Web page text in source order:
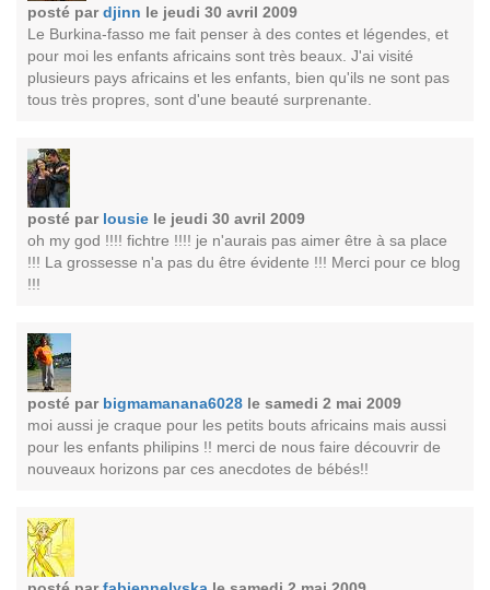
posté pardjinn le jeudi 30 avril 2009
Le Burkina-fasso me fait penser à des contes et légendes, et
pour moi les enfants africains sont très beaux. J'ai visité
plusieurs pays africains et les enfants, bien qu'ils ne sont pas
tous très propres, sont d'une beauté surprenante.
posté par lousie le jeudi 30 avril 2009
oh my god !!!! fichtre !!!! je n'aurais pas aimer être à sa place
!!! La grossesse n'a pas du être évidente !!! Merci pour ce blog
!!!
posté par bigmamanana6028 le samedi 2 mai 2009
moi aussi je craque pour les petits bouts africains mais aussi
pour les enfants philipins !! merci de nous faire découvrir de
nouveaux horizons par ces anecdotes de bébés!!